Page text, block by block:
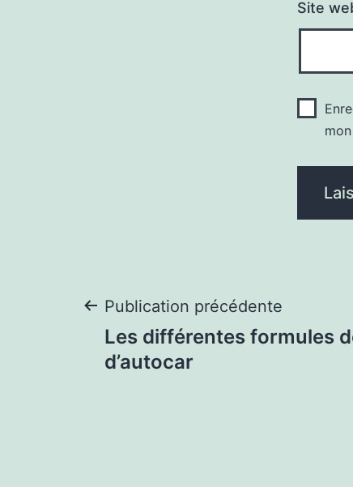
Site
Navigation
de
Publication précédente
Les différentes formules
d’autocar